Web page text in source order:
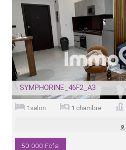
SYMPHORINE_46F2_A3
1salon 1 chambre
50 000 Fcfa